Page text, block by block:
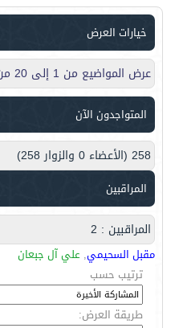
خيارات العرض
عرض المواضيع من 1 إلى 20 من 385
المتواجدون الآن
258 (الأعضاء 0 والزوار 258)
المراقبين
المراقبين : 2
مقبل السحيمي, علي آل جبعان
ترتيب حسب
طريقة العرض: